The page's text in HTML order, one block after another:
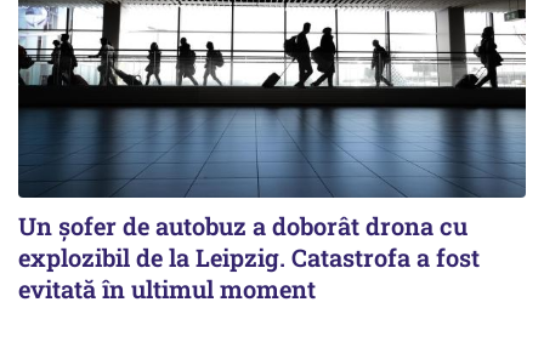
Un șofer de autobuz a doborât drona cu
explozibil de la Leipzig. Catastrofa a fost
evitată în ultimul moment